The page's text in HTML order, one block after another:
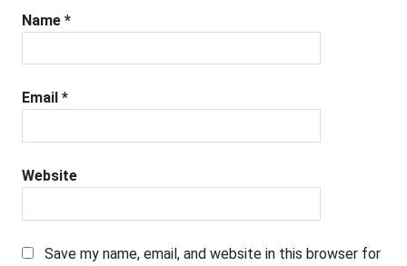
Name *
Email *
Website
Save my name, email, and website in this browser for